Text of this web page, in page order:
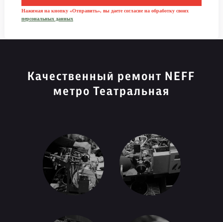
Нажимая на кнопку «Отправить», вы даете согласие на обработку своих
персональных данных
Качественный ремонт NEFF
метро Театральная